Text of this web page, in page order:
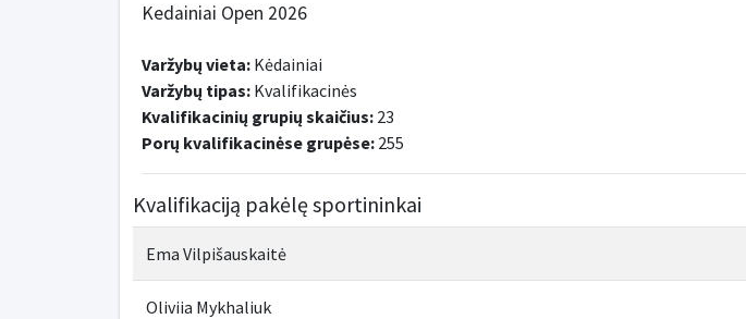
Kedainiai Open 2026
Varžybų vieta:Kėdainiai
Varžybų tipas:Kvalifikacinės
Kvalifikacinių grupių skaičius:23
Porų kvalifikacinėse grupėse:255
Kvalifikaciją pakėlę sportininkai
Ema Vilpišauskaitė
Oliviia Mykhaliuk